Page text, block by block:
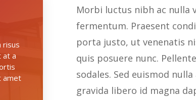
risus
at a
amet
Morbi luctus nibh ac nulla
fermentum. Praesent
porta justo, ut venenatis
quis posuere nunc.
sodales. Sed euismod
gravida libero id magna